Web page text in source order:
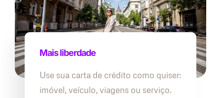
Mais liberdade
Use sua carta de crédito como quiser:
imóvel, veículo, viagens ou serviço.